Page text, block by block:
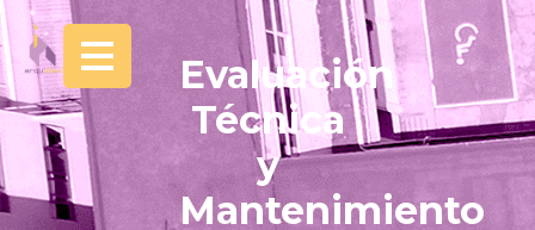
Evaluación
Técnica
y
Mantenimiento